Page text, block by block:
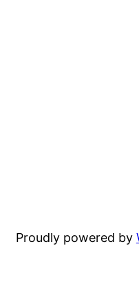
Proudly powered by